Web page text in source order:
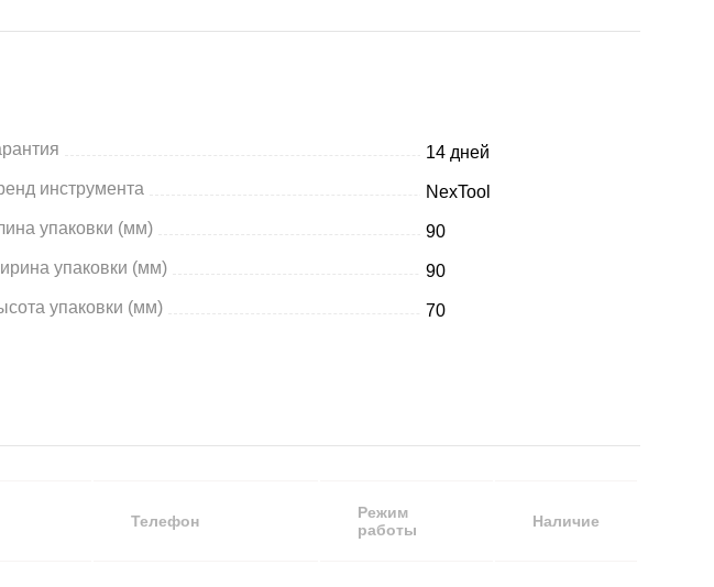
14 дней
инструмента
NexTool
упаковки (мм)
90
упаковки (мм)
90
упаковки (мм)
70
Телефон
Режим
работы
Наличие